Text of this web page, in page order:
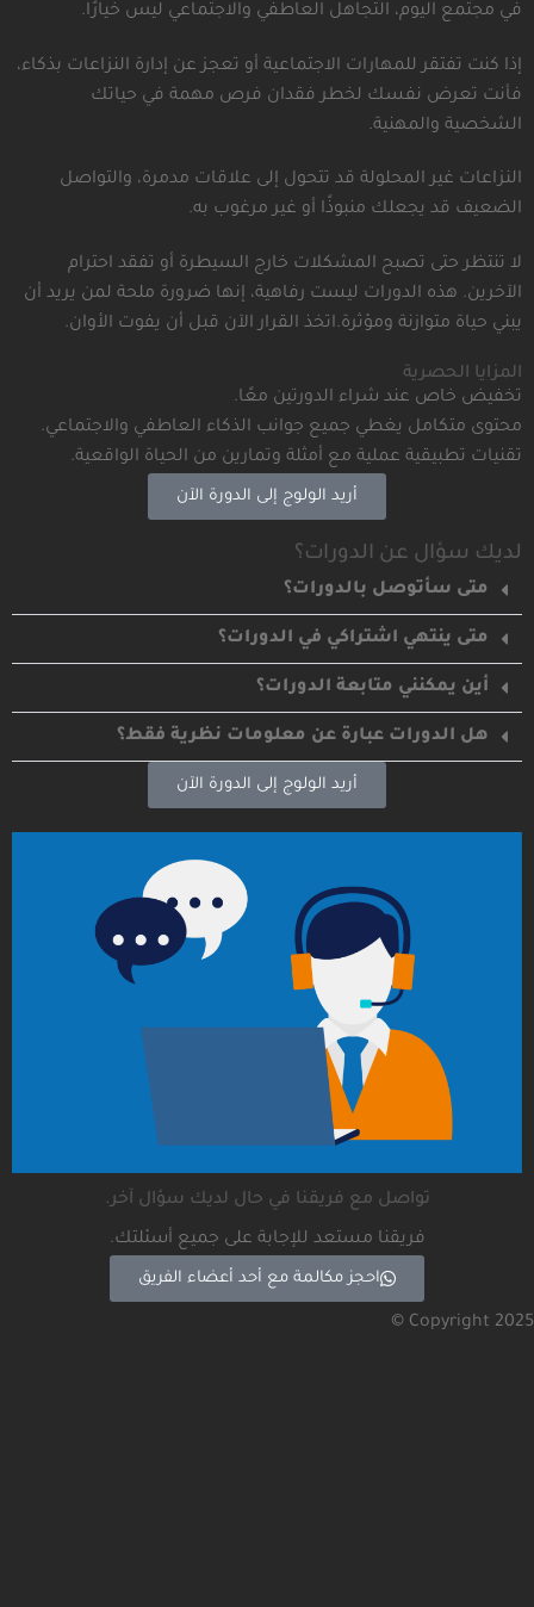
في مجتمع اليوم، التجاهل العاطفي والاجتماعي ليس خيارًا.
إذا كنت تفتقر للمهارات الاجتماعية أو تعجز عن إدارة النزاعات بذكاء،
فأنت تعرض نفسك لخطر فقدان فرص مهمة في حياتك
الشخصية والمهنية.
النزاعات غير المحلولة قد تتحول إلى علاقات مدمرة، والتواصل
الضعيف قد يجعلك منبوذًا أو غير مرغوب به.
لا تنتظر حتى تصبح المشكلات خارج السيطرة أو تفقد احترام
الآخرين. هذه الدورات ليست رفاهية، إنها ضرورة ملحة لمن يريد أن
يبني حياة متوازنة ومؤثرة.اتخذ القرار الآن قبل أن يفوت الأوان.
المزايا الحصرية
تخفيض خاص عند شراء الدورتين معًا.
محتوى متكامل يغطي جميع جوانب الذكاء العاطفي والاجتماعي.
تقنيات تطبيقية عملية مع أمثلة وتمارين من الحياة الواقعية.
أريد الولوج إلى الدورة الآن
لديك سؤال عن الدورات؟
متى سأتوصل بالدورات؟
متى ينتهي اشتراكي في الدورات؟
أين يمكنني متابعة الدورات؟
هل الدورات عبارة عن معلومات نظرية فقط؟
أريد الولوج إلى الدورة الآن
تواصل مع فريقنا في حال لديك سؤال آخر.
فريقنا مستعد للإجابة على جميع أسئلتك.
احجز مكالمة مع أحد أعضاء الفريق
Copyright 2025 ©